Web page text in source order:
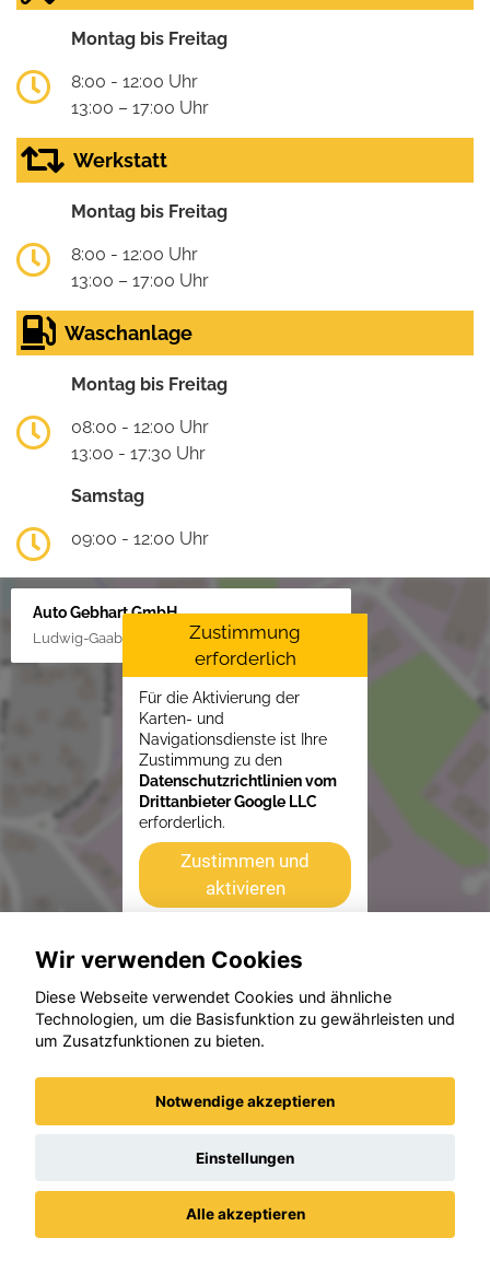
Montag bis Freitag
8:00 - 12:00 Uhr
13:00 – 17:00 Uhr
Werkstatt
Montag bis Freitag
8:00 - 12:00 Uhr
13:00 – 17:00 Uhr
Waschanlage
Montag bis Freitag
08:00 - 12:00 Uhr
13:00 - 17:30 Uhr
Samstag
09:00 - 12:00 Uhr
Auto Gebhart GmbH
Ludwig-Gaab-Str. 4, 88427 Bad Schussenried
Zustimmung
erforderlich
Für die Aktivierung der
Karten- und
Navigationsdienste ist Ihre
Zustimmung zu den
Datenschutzrichtlinien vom
Drittanbieter Google LLC
erforderlich.
Zustimmen und
aktivieren
Beispiele aus unserem Bestand
Wir verwenden Cookies
Diese Webseite verwendet Cookies und ähnliche
Technologien, um die Basisfunktion zu gewährleisten und
um Zusatzfunktionen zu bieten.
Notwendige akzeptieren
Einstellungen
Alle akzeptieren